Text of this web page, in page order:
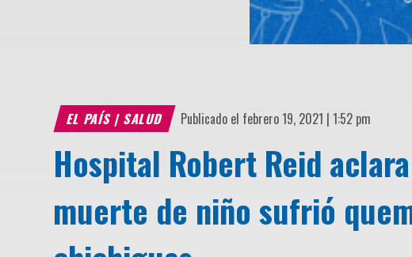
EL PAÍS | SALUD Publicado el febrero 19, 2021 | 1:52 pm
Hospital Robert Reid
muerte de niño sufrió